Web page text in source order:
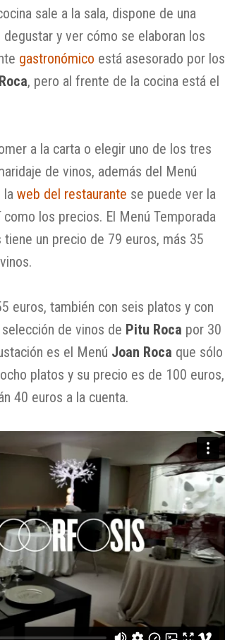
sale a la sala, dispone de una
y ver cómo se elaboran los
gastronómico está asesorado por los
, pero al frente de la cocina está el
a la carta o elegir uno de los tres
de vinos, además del Menú
laweb del restaurante se puede ver la
los precios. El Menú Temporada
un precio de 79 euros, más 35
euros, también con seis platos y con
de vinos de Pitu Roca por 30
es el Menú Joan Roca que sólo
platos y su precio es de 100 euros,
40 euros a la cuenta.